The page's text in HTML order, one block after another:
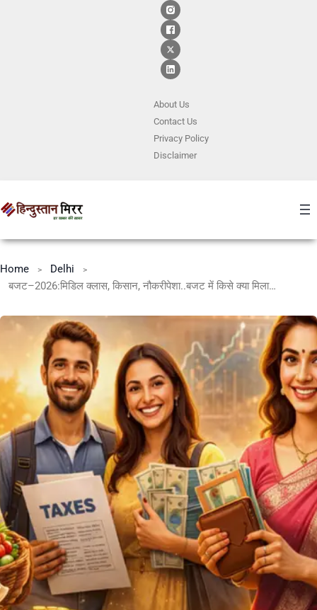
About Us
ContactUs
Privacy Policy
Disclaimer
Home
Delhi
बजट–2026:मिडिल क्लास, किसान, नौकरीपेशा..बजट में किसे क्या मिला? किस पर मेहरबान हुईं वित्त मंत्री